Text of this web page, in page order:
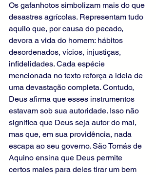
Os gafanhotos simbolizam mais do que
desastres agrícolas. Representam tudo
aquilo que, por causa do pecado,
devora a vida do homem: hábitos
desordenados, vícios, injustiças,
infidelidades. Cada espécie
mencionada no texto reforça a ideia de
uma devastação completa. Contudo,
Deus afirma que esses instrumentos
estavam sob sua autoridade. Isso não
significa que Deus seja autor do mal,
mas que, em sua providência, nada
escapa ao seu governo. São Tomás de
Aquino ensina que Deus permite
certos males para deles tirar um bem